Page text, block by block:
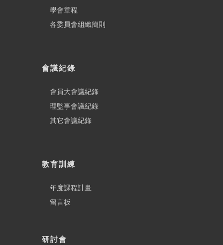
學會章程
各委員會組織簡則
會議紀錄
會員大會議紀錄
理監事會議紀錄
其它會議紀錄
教育訓練
年度課程計畫
留言板
研討會